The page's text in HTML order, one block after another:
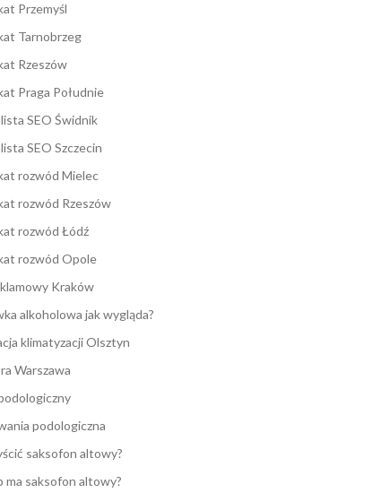
Przemyśl
Tarnobrzeg
Rzeszów
Praga Południe
SEO Świdnik
SEO Szczecin
rozwód Mielec
rozwód Rzeszów
rozwód Łódź
rozwód Opole
Kraków
alkoholowa jak wygląda?
klimatyzacji Olsztyn
Warszawa
podologiczna
saksofon altowy?
ma saksofon altowy?